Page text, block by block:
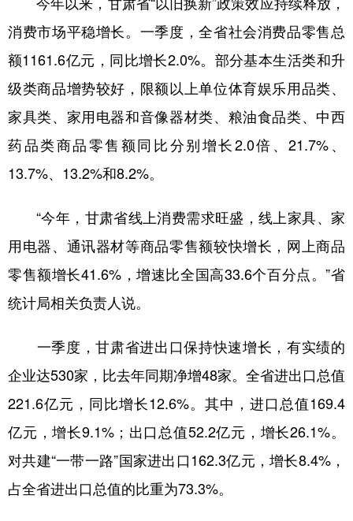
消费市场平稳增长。一季度，全省社会消费品零售总
额1161.6亿元，同比增长2.0%。部分基本生活类和升
级类商品增势较好，限额以上单位体育娱乐用品类、
家具类、家用电器和音像器材类、粮油食品类、中西
药品类商品零售额同比分别增长2.0倍、21.7%、
13.7%、13.2%和8.2%。
“今年，甘肃省线上消费需求旺盛，线上家具、家
用电器、通讯器材等商品零售额较快增长，网上商品
零售额增长41.6%，增速比全国高33.6个百分点。”省
统计局相关负责人说。
一季度，甘肃省进出口保持快速增长，有实绩的
企业达530家，比去年同期净增48家。全省进出口总值
221.6亿元，同比增长12.6%。其中，进口总值169.4
亿元，增长9.1%；出口总值52.2亿元，增长26.1%。
对共建“一带一路”国家进出口162.3亿元，增长8.4%，
占全省进出口总值的比重为73.3%。